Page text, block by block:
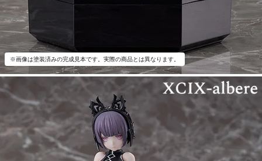
※画像は塗装済みの完成見本です。実際の商品とは異なります。